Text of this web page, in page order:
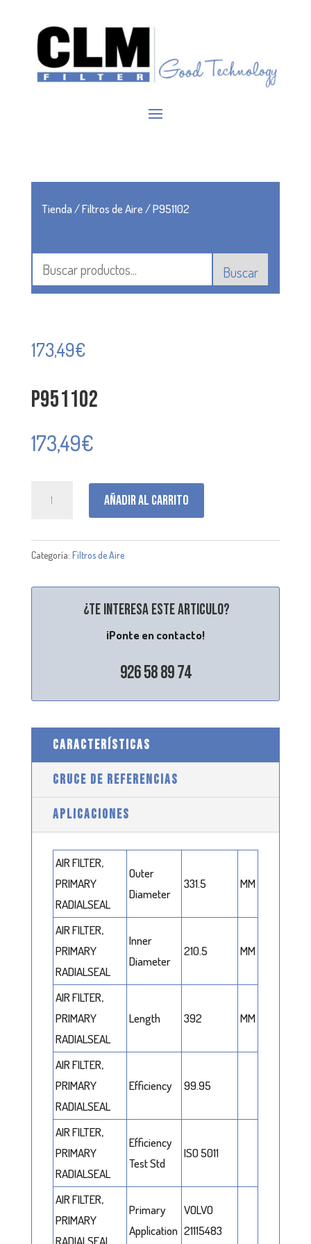
Tienda/Filtros de Aire/ P951102
Buscar
173,49€
P951102
173,49€
Añadir al carrito
Categoría: Filtros de Aire
¿Te interesa este articulo?
¡Ponte en contacto!
926 58 89 74
CARACTERÍSTICAS
CRUCE DE REFERENCIAS
APLICACIONES
AIR FILTER,
PRIMARY
RADIALSEAL
Outer
Diameter
331.5 MM
AIR FILTER,
PRIMARY
RADIALSEAL
Inner
Diameter
210.5 MM
AIR FILTER,
PRIMARY
RADIALSEAL
Length 392 MM
AIR FILTER,
PRIMARY
RADIALSEAL
Efficiency 99.95
AIR FILTER,
PRIMARY
RADIALSEAL
Efficiency
Test Std
ISO 5011
AIR FILTER,
PRIMARY
Primary
Application
VOLVO
21115483